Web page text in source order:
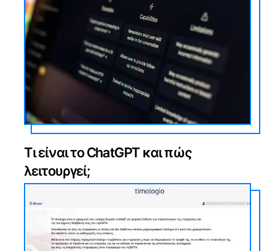
Τι είναι το ChatGPT και πώς
λειτουργεί;